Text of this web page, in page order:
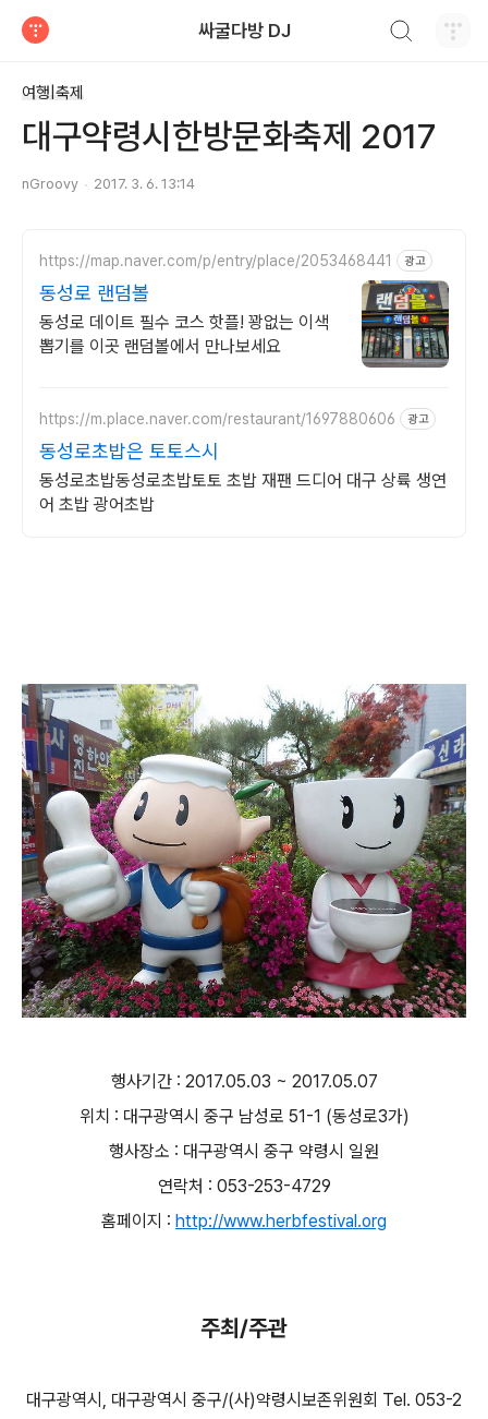
싸굴다방 DJ
여행|축제
대구약령시한방문화축제 2017
nGroovy 2017. 3. 6. 13:14
https://map.naver.com/p/entry/place/2053468441 광고
동성로 랜덤볼
동성로 데이트 필수 코스 핫플! 꽝없는 이색
뽑기를 이곳 랜덤볼에서 만나보세요
https://m.place.naver.com/restaurant/1697880606 광고
동성로초밥은 토토스시
동성로초밥동성로초밥토토 초밥 재팬 드디어 대구 상륙 생연
어 초밥 광어초밥
행사기간 : 2017.05.03 ~ 2017.05.07
위치 : 대구광역시 중구 남성로 51-1 (동성로3가)
행사장소 : 대구광역시 중구 약령시 일원
연락처 : 053-253-4729
홈페이지 : http://www.herbfestival.org
주최/주관
대구광역시, 대구광역시 중구/(사)약령시보존위원회 Tel. 053-2